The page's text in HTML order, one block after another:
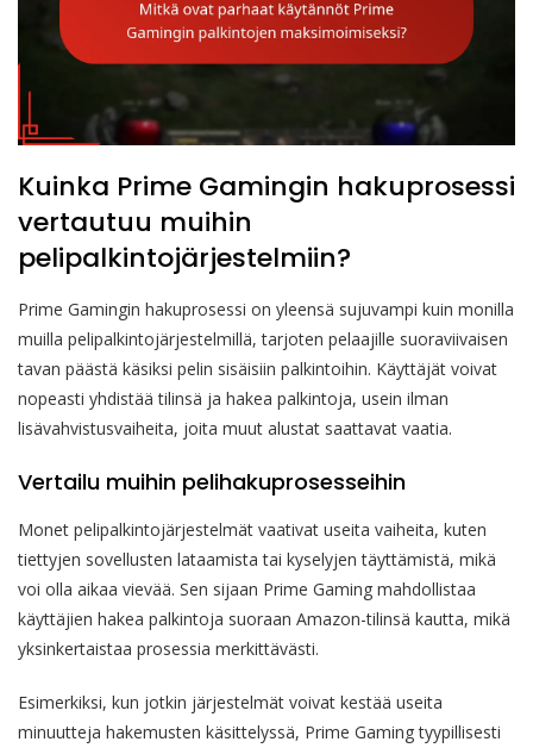
Kuinka Prime Gamingin hakuprosessi
vertautuu muihin
pelipalkintojärjestelmiin?
Prime Gamingin hakuprosessi on yleensä sujuvampi kuin monilla
muilla pelipalkintojärjestelmillä, tarjoten pelaajille suoraviivaisen
tavan päästä käsiksi pelin sisäisiin palkintoihin. Käyttäjät voivat
nopeasti yhdistää tilinsä ja hakea palkintoja, usein ilman
lisävahvistusvaiheita, joita muut alustat saattavat vaatia.
Vertailu muihin pelihakuprosesseihin
Monet pelipalkintojärjestelmät vaativat useita vaiheita, kuten
tiettyjen sovellusten lataamista tai kyselyjen täyttämistä, mikä
voi olla aikaa vievää. Sen sijaan Prime Gaming mahdollistaa
käyttäjien hakea palkintoja suoraan Amazon-tilinsä kautta, mikä
yksinkertaistaa prosessia merkittävästi.
Esimerkiksi, kun jotkin järjestelmät voivat kestää useita
minuutteja hakemusten käsittelyssä, Prime Gaming tyypillisesti